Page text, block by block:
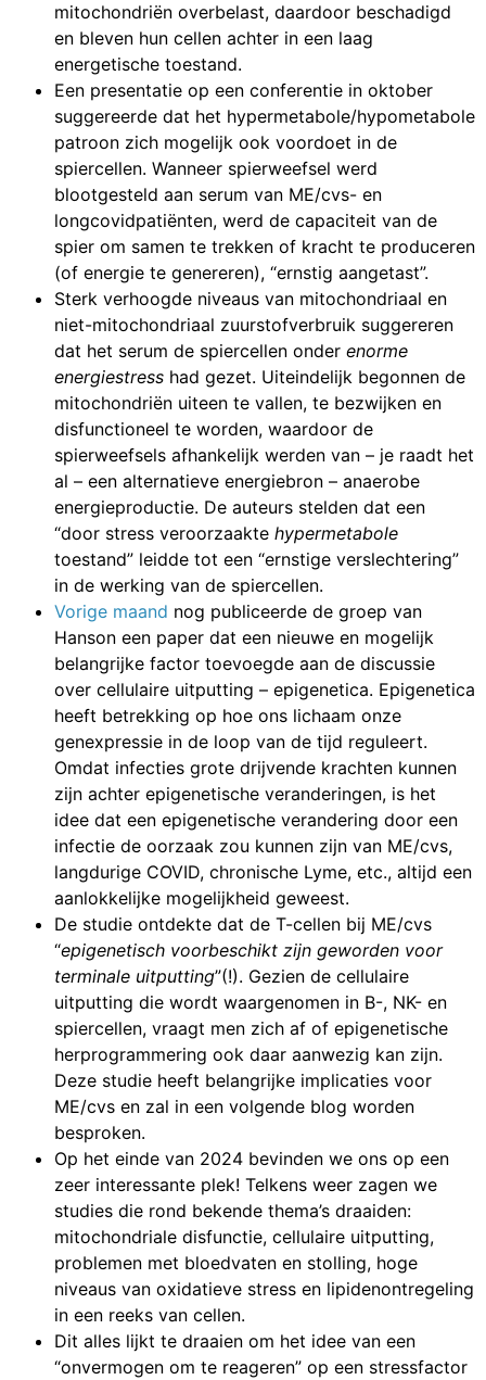
mitochondriën overbelast, daardoor beschadigd
en bleven hun cellen achter in een laag
energetische toestand.
Een presentatie op een conferentie in oktober
suggereerde dat het hypermetabole/hypometabole
patroon zich mogelijk ook voordoet in de
spiercellen. Wanneer spierweefsel werd
blootgesteld aan serum van ME/cvs- en
longcovidpatiënten, werd de capaciteit van de
spier om samen te trekken of kracht te produceren
(of energie te genereren), “ernstig aangetast”.
Sterk verhoogde niveaus van mitochondriaal en
niet-mitochondriaal zuurstofverbruik suggereren
dat het serum de spiercellen onder enorme
energiestress had gezet. Uiteindelijk begonnen de
mitochondriën uiteen te vallen, te bezwijken en
disfunctioneel te worden, waardoor de
spierweefsels afhankelijk werden van – je raadt het
al – een alternatieve energiebron – anaerobe
energieproductie. De auteurs stelden dat een
“door stress veroorzaakte hypermetabole
toestand” leidde tot een “ernstige verslechtering”
in de werking van de spiercellen.
Vorige maand nog publiceerde de groep van
Hanson een paper dat een nieuwe en mogelijk
belangrijke factor toevoegde aan de discussie
over cellulaire uitputting – epigenetica. Epigenetica
heeft betrekking op hoe ons lichaam onze
genexpressie in de loop van de tijd reguleert.
Omdat infecties grote drijvende krachten kunnen
zijn achter epigenetische veranderingen, is het
idee dat een epigenetische verandering door een
infectie de oorzaak zou kunnen zijn van ME/cvs,
langdurige COVID, chronische Lyme, etc., altijd een
aanlokkelijke mogelijkheid geweest.
De studie ontdekte dat de T-cellen bij ME/cvs
“epigenetisch voorbeschikt zijn geworden voor
terminale uitputting”(!). Gezien de cellulaire
uitputting die wordt waargenomen in B-, NK- en
spiercellen, vraagt men zich af of epigenetische
herprogrammering ook daar aanwezig kan zijn.
Deze studie heeft belangrijke implicaties voor
ME/cvs en zal in een volgende blog worden
besproken.
Op het einde van 2024 bevinden we ons op een
zeer interessante plek! Telkens weer zagen we
studies die rond bekende thema’s draaiden:
mitochondriale disfunctie, cellulaire uitputting,
problemen met bloedvaten en stolling, hoge
niveaus van oxidatieve stress en lipidenontregeling
in een reeks van cellen.
Dit alles lijkt te draaien om het idee van een
“onvermogen om te reageren” op een stressfactor